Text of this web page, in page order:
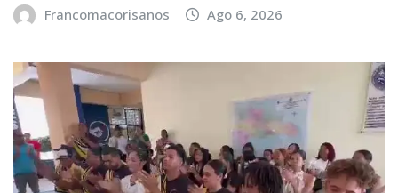
Francomacorisanos Ago 6, 2026